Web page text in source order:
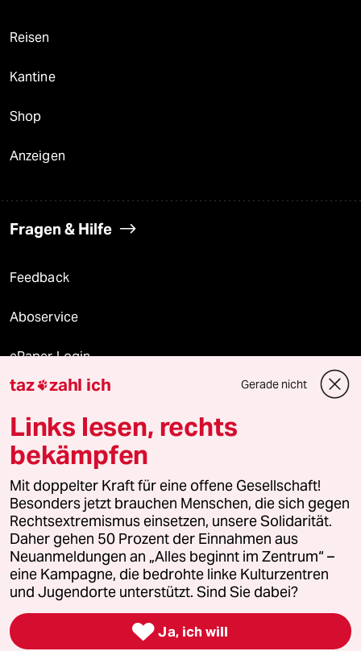
Reisen
Kantine
Shop
Anzeigen
Fragen & Hilfe
Feedback
Aboservice
ePaper Login
Downloads für Abonnierende
© 2026 taz Verlags und Vertriebs GmbH
Alle Rechte vorbehalten. Bei rechtlichen Fragen oder für Genehmigungen
wenden Sie sich bitte an
lizenzen@taz.de
Feedback Redaktionsstatut Kommune-Richtlinien
Leitlinie Informant Datenschutz Impressum AGB
Seitenwende Einwilligungen widerrufen (Ads)
taz zahl ich Gerade nicht
Links lesen, rechts
bekämpfen
Mit doppelter Kraft für eine offene Gesellschaft!
Besonders jetzt brauchen Menschen, die sich gegen
Rechtsextremismus einsetzen, unsere Solidarität.
Daher gehen 50 Prozent der Einnahmen aus
Neuanmeldungen an „Alles beginnt im Zentrum“ –
eine Kampagne, die bedrohte linke Kulturzentren
und Jugendorte unterstützt. Sind Sie dabei?
 Ja, ich will